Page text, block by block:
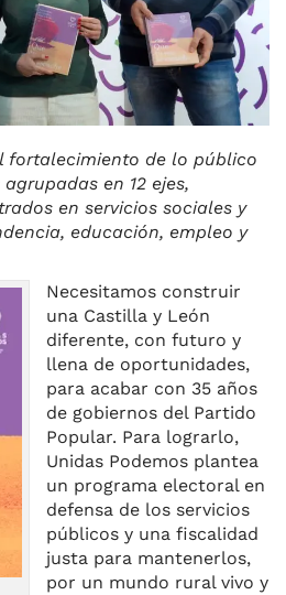
fortalecimiento de lo público
en 12 ejes,
en servicios sociales y
educación, empleo y
Necesitamos construir
una Castilla y León
diferente, con futuro y
llena de oportunidades,
para acabar con 35 años
de gobiernos del Partido
Popular. Para lograrlo,
Unidas Podemos plantea
un programa electoral en
defensa de los servicios
públicos y una fiscalidad
justa para mantenerlos,
por un mundo rural vivo y